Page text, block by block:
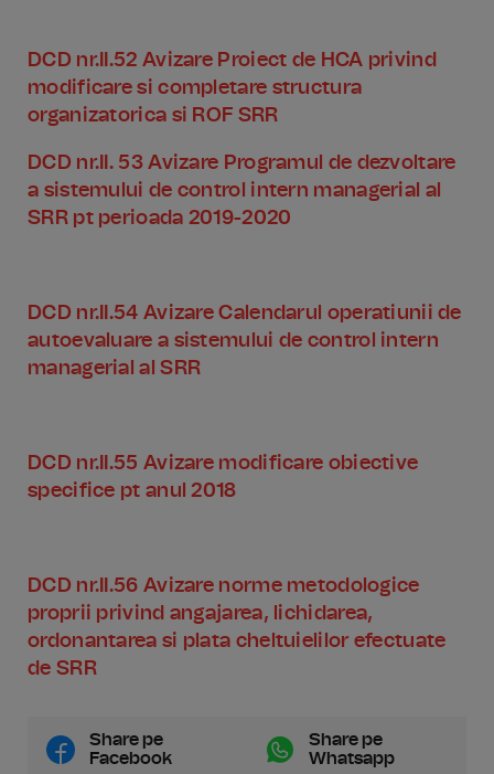
DCD nr.II.52 Avizare Proiect de HCA privind
modificare si completare structura
organizatorica si ROF SRR
DCD nr.II. 53 Avizare Programul de dezvoltare
a sistemului de control intern managerial al
SRR pt perioada 2019-2020
DCD nr.II.54 Avizare Calendarul operatiunii de
autoevaluare a sistemului de control intern
managerial al SRR
DCD nr.II.55 Avizare modificare obiective
specifice pt anul 2018
DCD nr.II.56 Avizare norme metodologice
proprii privind angajarea, lichidarea,
ordonantarea si plata cheltuielilor efectuate
de SRR
Share pe
Facebook
Share pe
Whatsapp